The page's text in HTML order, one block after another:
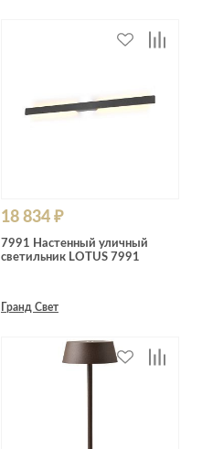
18 834 ₽
7991 Настенный уличный
светильник LOTUS 7991
Гранд Свет